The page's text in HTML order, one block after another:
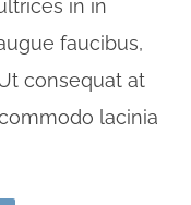
in in
faucibus,
consequat at
lacinia